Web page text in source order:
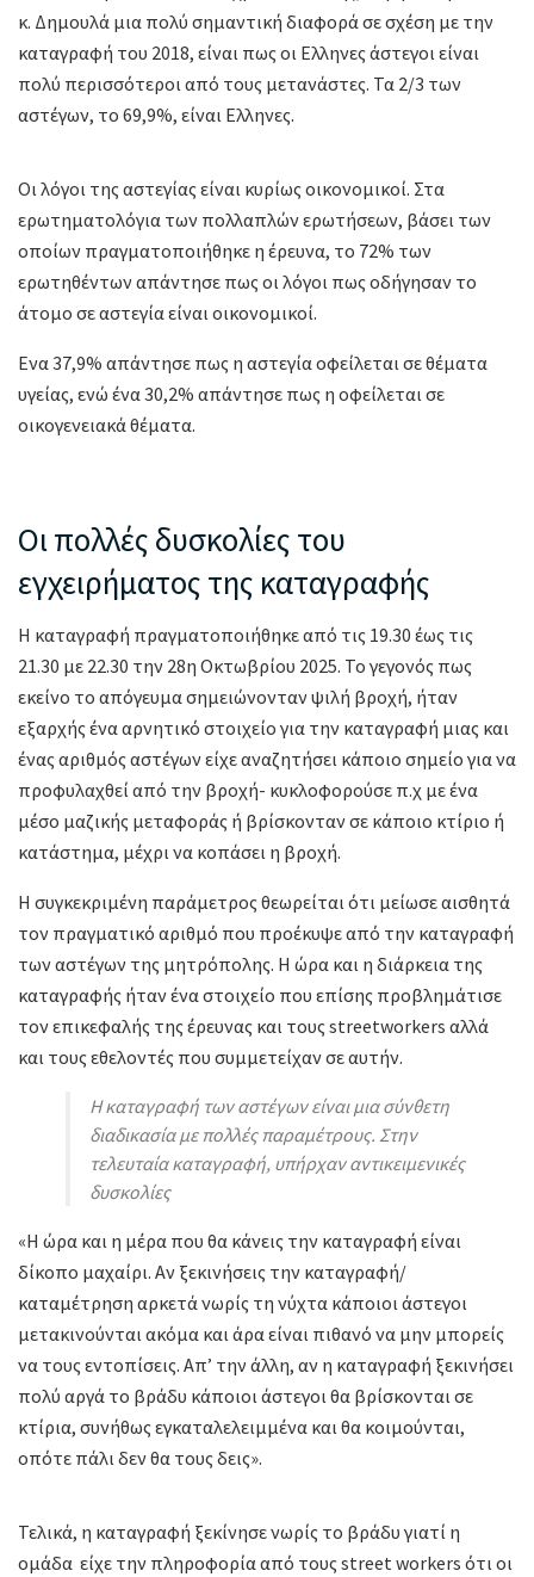
κ. Δημουλά μια πολύ σημαντική διαφορά σε σχέση με την
καταγραφή του 2018, είναι πως οι Ελληνες άστεγοι είναι
πολύ περισσότεροι από τους μετανάστες. Τα 2/3 των
αστέγων, το 69,9%, είναι Ελληνες.
Οι λόγοι της αστεγίας είναι κυρίως οικονομικοί. Στα
ερωτηματολόγια των πολλαπλών ερωτήσεων, βάσει των
οποίων πραγματοποιήθηκε η έρευνα, το 72% των
ερωτηθέντων απάντησε πως οι λόγοι πως οδήγησαν το
άτομο σε αστεγία είναι οικονομικοί.
Ενα 37,9% απάντησε πως η αστεγία οφείλεται σε θέματα
υγείας, ενώ ένα 30,2% απάντησε πως η οφείλεται σε
οικογενειακά θέματα.
Οι πολλές δυσκολίες του
εγχειρήματος της καταγραφής
Η καταγραφή πραγματοποιήθηκε από τις 19.30 έως τις
21.30 με 22.30 την 28η Οκτωβρίου 2025. Το γεγονός πως
εκείνο το απόγευμα σημειώνονταν ψιλή βροχή, ήταν
εξαρχής ένα αρνητικό στοιχείο για την καταγραφή μιας και
ένας αριθμός αστέγων είχε αναζητήσει κάποιο σημείο για να
προφυλαχθεί από την βροχή- κυκλοφορούσε π.χ με ένα
μέσο μαζικής μεταφοράς ή βρίσκονταν σε κάποιο κτίριο ή
κατάστημα, μέχρι να κοπάσει η βροχή.
Η συγκεκριμένη παράμετρος θεωρείται ότι μείωσε αισθητά
τον πραγματικό αριθμό που προέκυψε από την καταγραφή
των αστέγων της μητρόπολης. Η ώρα και η διάρκεια της
καταγραφής ήταν ένα στοιχείο που επίσης προβλημάτισε
τον επικεφαλής της έρευνας και τους streetworkers αλλά
και τους εθελοντές που συμμετείχαν σε αυτήν.
Η καταγραφή των αστέγων είναι μια σύνθετη
διαδικασία με πολλές παραμέτρους. Στην
τελευταία καταγραφή, υπήρχαν αντικειμενικές
δυσκολίες
«Η ώρα και η μέρα που θα κάνεις την καταγραφή είναι
δίκοπο μαχαίρι. Αν ξεκινήσεις την καταγραφή/
καταμέτρηση αρκετά νωρίς τη νύχτα κάποιοι άστεγοι
μετακινούνται ακόμα και άρα είναι πιθανό να μην μπορείς
να τους εντοπίσεις. Απ’ την άλλη, αν η καταγραφή ξεκινήσει
πολύ αργά το βράδυ κάποιοι άστεγοι θα βρίσκονται σε
κτίρια, συνήθως εγκαταλελειμμένα και θα κοιμούνται,
οπότε πάλι δεν θα τους δεις».
Τελικά, η καταγραφή ξεκίνησε νωρίς το βράδυ γιατί η
ομάδα είχε την πληροφορία από τους street workers ότι οι